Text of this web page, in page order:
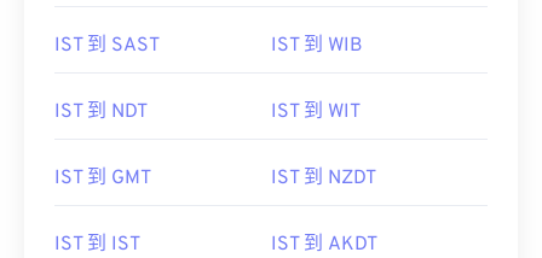
IST 到 SAST IST 到 WIB
IST 到 NDT IST 到 WIT
IST 到 GMT IST 到 NZDT
IST 到 IST IST 到 AKDT